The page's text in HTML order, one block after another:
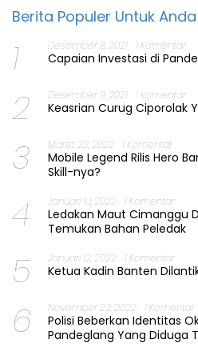
Berita Populer Untuk Anda
1 Desember 8, 2021 1 Komentar
Capaian Investasi di
2 Desember 9, 2021 1 Komentar
Keasrian Curug Ciporolak
3 Maret 22, 2022 1 Komentar
Mobile Legend Rilis Hero
Skill-nya?
4 Januari 10, 2022 1 Komentar
Ledakan Maut Cimanggu
Temukan Bahan Peledak
5 Januari 12, 2022 1 Komentar
Ketua Kadin Banten
6 November 22, 2022 1 Komentar
Polisi Beberkan Identitas
Pandeglang Yang Diduga